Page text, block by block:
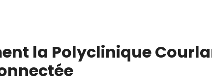
la Polyclinique